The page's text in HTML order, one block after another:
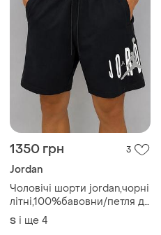
750 грн 13
Boohoo
Man boohoo джинси нові
стильні мʼякі 100% бавовна
оригінал
32 і ще 2